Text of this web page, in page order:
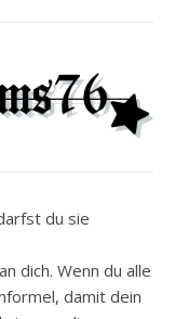
du sie
dich. Wenn du alle
damit dein